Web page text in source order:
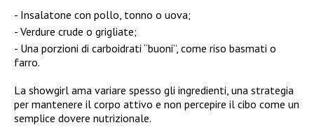
Insalatone con pollo, tonno o uova;
Verdure crude o grigliate;
Una porzioni di carboidrati “buoni”, come riso basmati o
farro.
La showgirl ama variare spesso gli ingredienti, una strategia
per mantenere il corpo attivo e non percepire il cibo come un
semplice dovere nutrizionale.